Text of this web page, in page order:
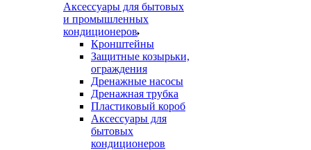
Аксессуары для бытовых
и промышленных
кондиционеров
Кронштейны
Защитные козырьки,
ограждения
Дренажные насосы
Дренажная трубка
Пластиковый короб
Аксессуары для
бытовых
кондиционеров